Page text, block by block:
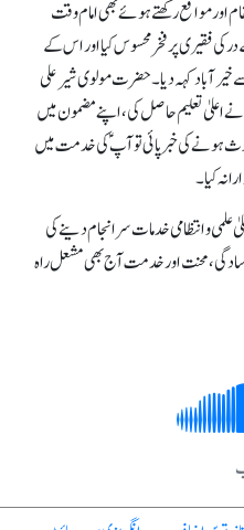
اور مواقع رکھتے ہوئے بھی امام وقت
کی فقیری پر فخر محسوس کیا اور اس کے
خیر آباد کہہ دیا۔حضر ت مولوی شیر علی
اعلیٰ تعلیم حاصل کی، اپنے مضمون میں
ہونے کی خبرپائی توآپ ؑ کی خدمت میں
نہ کیا۔
و انتظامی خدمات سرانجام دینے کی
محنت اور خدمت آج بھی مشعل راہ